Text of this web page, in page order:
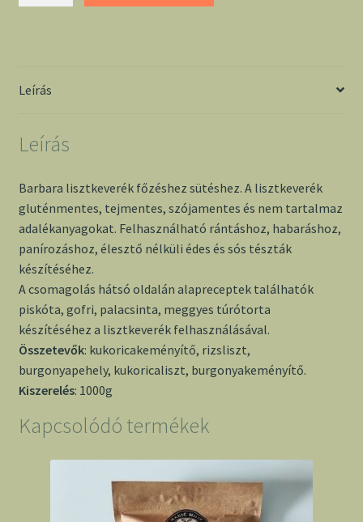
Leírás
Leírás
Barbara lisztkeverék főzéshez sütéshez. A lisztkeverék
gluténmentes, tejmentes, szójamentes és nem tartalmaz
adalékanyagokat. Felhasználható rántáshoz, habaráshoz,
panírozáshoz, élesztő nélküli édes és sós tészták
készítéséhez.
A csomagolás hátsó oldalán alapreceptek találhatók
piskóta, gofri, palacsinta, meggyes túrótorta
készítéséhez a lisztkeverék felhasználásával.
Összetevők: kukoricakeményítő, rizsliszt,
burgonyapehely, kukoricaliszt, burgonyakeményítő.
Kiszerelés: 1000g
Kapcsolódó termékek